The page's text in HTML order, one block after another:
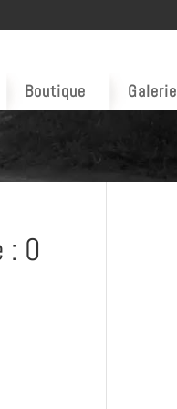
Boutique Galerie
: 0